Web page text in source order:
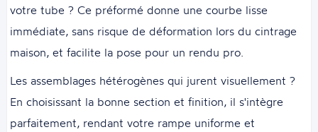
votre tube ? Ce préformé donne une courbe lisse
immédiate, sans risque de déformation lors du cintrage
maison, et facilite la pose pour un rendu pro.
Les assemblages hétérogènes qui jurent visuellement ?
En choisissant la bonne section et finition, il s'intègre
parfaitement, rendant votre rampe uniforme et